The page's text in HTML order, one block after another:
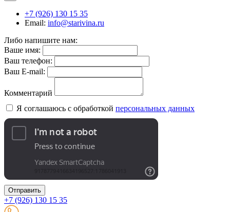
+7 (926) 130 15 35
Email: info@starivina.ru
Либо напишите нам:
Ваше имя:
Ваш телефон:
Ваш E-mail:
Комментарий
Я соглашаюсь с обработкой персональных данных
Отправить
+7 (926) 130 15 35